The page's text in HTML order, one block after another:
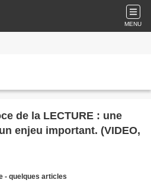
MENU
de la LECTURE : une
enjeu important. (VIDEO,
- quelques articles